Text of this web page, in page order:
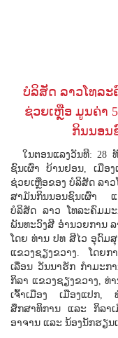
ບໍລິສັດ ລາວໂທລ
ຊ່ວຍເຫຼືອ ມູນຄ່າ
ກິນນອນ
ໃນຕອນແລງວັນທີ: 28
ຊົນເຜົ່າ ບ້ານຢອນ, ເມືອ
ຊ່ວຍເຫຼືອຂອງ ບໍລິສັດ ລາ
ສາມັນກິນນອນຊົນເຜົ່າ
ບໍລິສັດ ລາວ ໂທລະຄົມມ
ພັນທະວົງສີ ອໍານວຍການ
ໂດຍ ທ່ານ ປທ ສີໄວ ອຸດົມ
ແຂວງຊຽງຂວາງ. ໂດຍ
ເລື່ອນ ວັນນາຮັກ ກຳມະກ
ກິລາ ແຂວງຊຽງຂວາງ, ທ່
ເຈົ້າເມືອງ ເມືອງແປກ
ສຶກສາທິການ ແລະ ກິລາເ
ອາຈານ ແລະ ນ້ອງນັກຮຽນ